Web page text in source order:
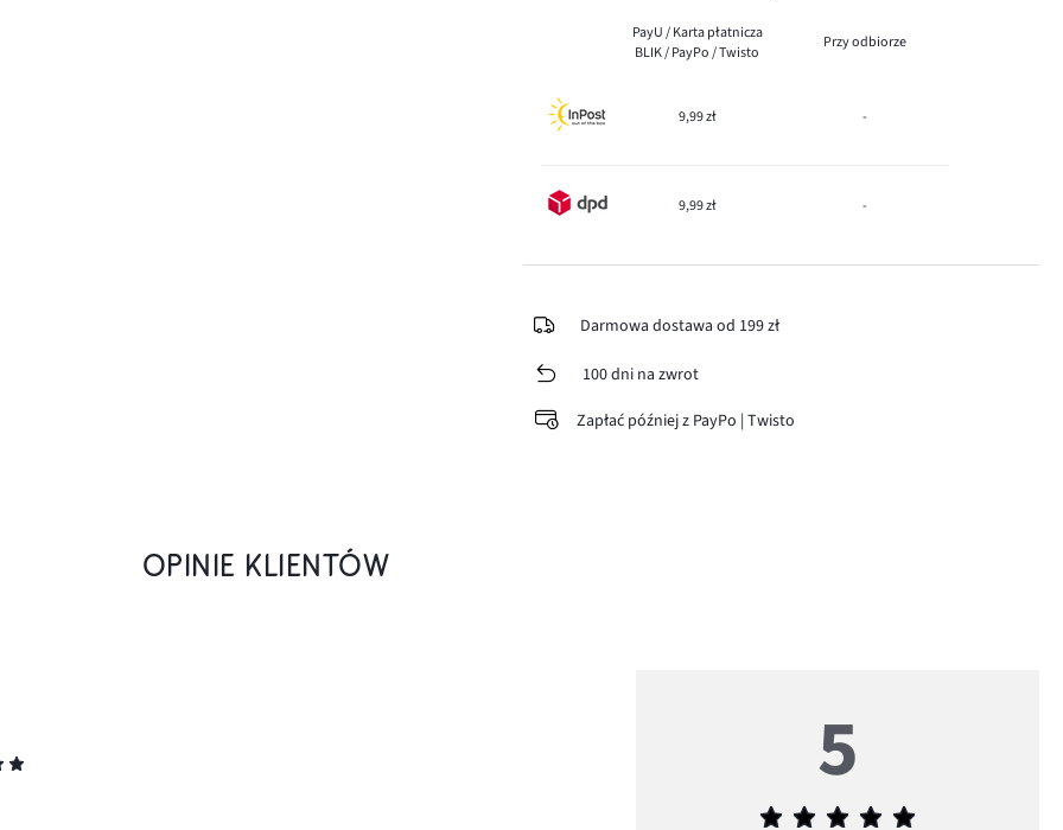
PayU / Karta płatnicza
BLIK / PayPo / Twisto
Przy odbiorze
9,99 zł -
9,99 zł -
Darmowa dostawa od 199 zł
100 dni na zwrot
Zapłać później z PayPo | Twisto
OPINIE KLIENTÓW
5
Średnia